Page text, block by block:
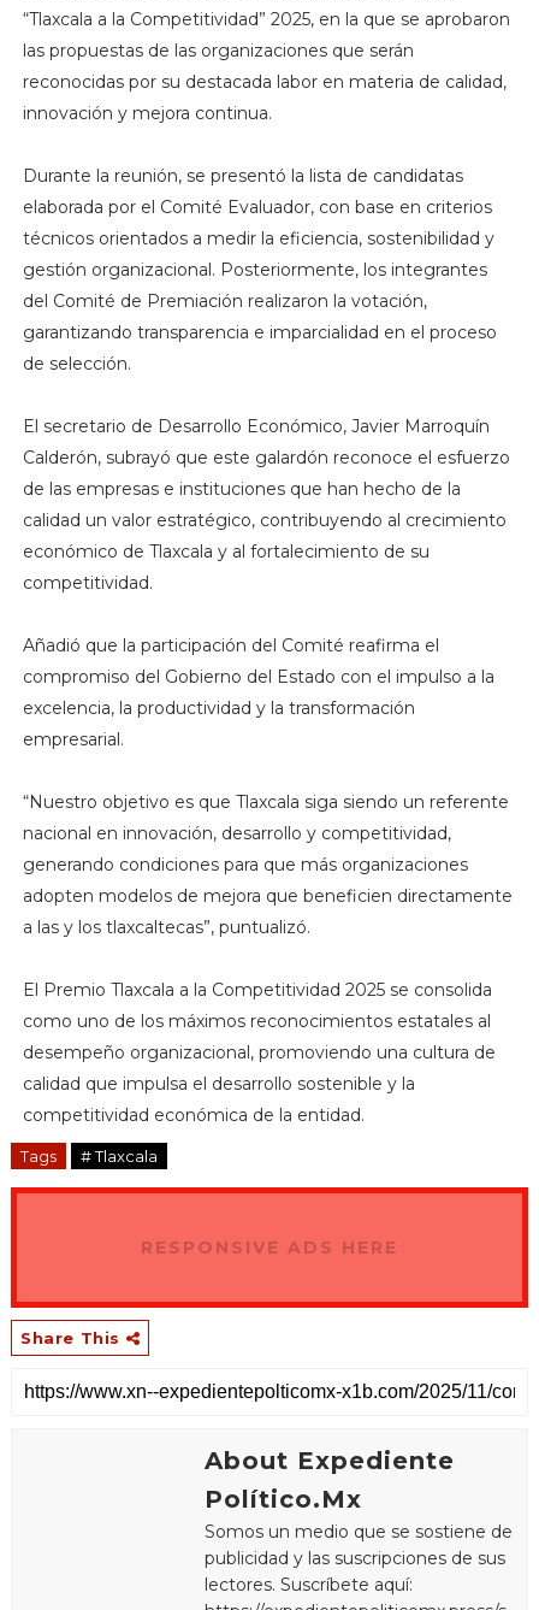
“Tlaxcala a la Competitividad” 2025, en la que se aprobaron
las propuestas de las organizaciones que serán
reconocidas por su destacada labor en materia de calidad,
innovación y mejora continua.
Durante la reunión, se presentó la lista de candidatas
elaborada por el Comité Evaluador, con base en criterios
técnicos orientados a medir la eficiencia, sostenibilidad y
gestión organizacional. Posteriormente, los integrantes
del Comité de Premiación realizaron la votación,
garantizando transparencia e imparcialidad en el proceso
de selección.
El secretario de Desarrollo Económico, Javier Marroquín
Calderón, subrayó que este galardón reconoce el esfuerzo
de las empresas e instituciones que han hecho de la
calidad un valor estratégico, contribuyendo al crecimiento
económico de Tlaxcala y al fortalecimiento de su
competitividad.
Añadió que la participación del Comité reafirma el
compromiso del Gobierno del Estado con el impulso a la
excelencia, la productividad y la transformación
empresarial.
“Nuestro objetivo es que Tlaxcala siga siendo un referente
nacional en innovación, desarrollo y competitividad,
generando condiciones para que más organizaciones
adopten modelos de mejora que beneficien directamente
a las y los tlaxcaltecas”, puntualizó.
El Premio Tlaxcala a la Competitividad 2025 se consolida
como uno de los máximos reconocimientos estatales al
desempeño organizacional, promoviendo una cultura de
calidad que impulsa el desarrollo sostenible y la
competitividad económica de la entidad.
Tags # Tlaxcala
RESPONSIVE ADS HERE
Share This
About Expediente
Político.Mx
Somos un medio que se sostiene de
publicidad y las suscripciones de sus
lectores. Suscríbete aquí: